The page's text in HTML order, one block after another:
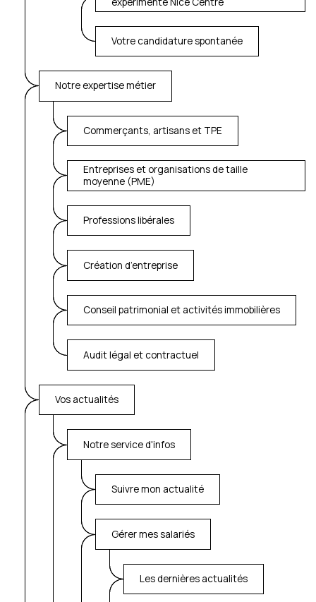
Votre candidature spontanée
Notre expertise métier
Commerçants, artisans et TPE
Entreprises et organisations de taille
moyenne (PME)
Professions libérales
Création d’entreprise
Conseil patrimonial et activités immobilières
Audit légal et contractuel
Vos actualités
Notre service d'infos
Suivre mon actualité
Gérer mes salariés
Les dernières actualités